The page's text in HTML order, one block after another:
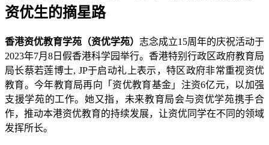
资优生的摘星路
香港资优教育学苑（资优学苑） 志念成立15周年的庆祝活动于
2023年7月8日假香港科学园举行。香港特别行政区政府教育局
局长蔡若莲博士, JP于启动礼上表示，特区政府非常重视资优
教育。今年教育局再向「资优教育基金」注资6亿元，以加强
支援学苑的工作。她又指，未来教育局会与资优学苑携手合
作，推动本港资优教育的持续发展，让资优同学在不同的领域
发挥所长。